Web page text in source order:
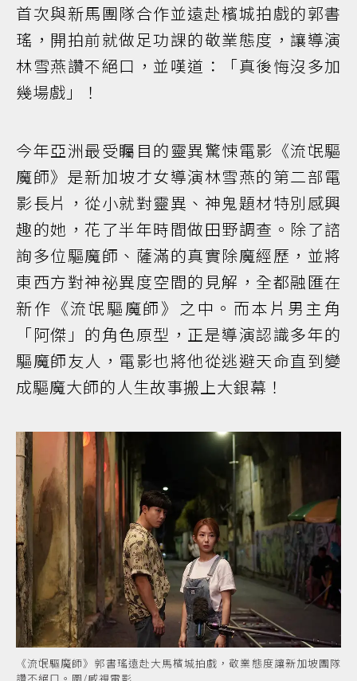
首次與新馬團隊合作並遠赴檳城拍戲的郭書
瑤，開拍前就做足功課的敬業態度，讓導演
林雪燕讚不絕口，並嘆道：「真後悔沒多加
幾場戲」！
今年亞洲最受矚目的靈異驚悚電影《流氓驅
魔師》是新加坡才女導演林雪燕的第二部電
影長片，從小就對靈異、神鬼題材特別感興
趣的她，花了半年時間做田野調查。除了諮
詢多位驅魔師、薩滿的真實除魔經歷，並將
東西方對神祕異度空間的見解，全都融匯在
新作《流氓驅魔師》之中。而本片男主角
「阿傑」的角色原型，正是導演認識多年的
驅魔師友人，電影也將他從逃避天命直到變
成驅魔大師的人生故事搬上大銀幕！
《流氓驅魔師》郭書瑤遠赴大馬檳城拍戲，敬業態度讓新加坡團隊